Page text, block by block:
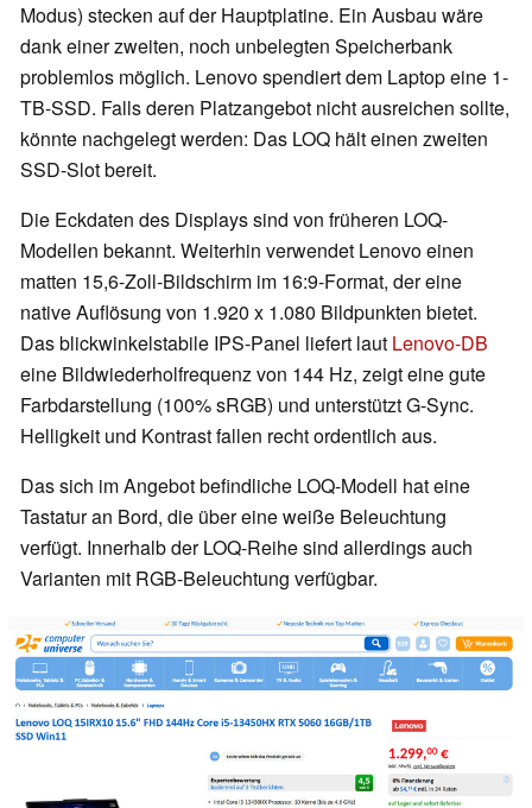
Modus) stecken auf der Hauptplatine. Ein Ausbau wäre
dank einer zweiten, noch unbelegten Speicherbank
problemlos möglich. Lenovo spendiert dem Laptop eine 1-
TB-SSD. Falls deren Platzangebot nicht ausreichen sollte,
könnte nachgelegt werden: Das LOQ hält einen zweiten
SSD-Slot bereit.
Die Eckdaten des Displays sind von früheren LOQ-
Modellen bekannt. Weiterhin verwendet Lenovo einen
matten 15,6-Zoll-Bildschirm im 16:9-Format, der eine
native Auflösung von 1.920 x 1.080 Bildpunkten bietet.
Das blickwinkelstabile IPS-Panel liefert laut Lenovo-DB
eine Bildwiederholfrequenz von 144 Hz, zeigt eine gute
Farbdarstellung (100% sRGB) und unterstützt G-Sync.
Helligkeit und Kontrast fallen recht ordentlich aus.
Das sich im Angebot befindliche LOQ-Modell hat eine
Tastatur an Bord, die über eine weiße Beleuchtung
verfügt. Innerhalb der LOQ-Reihe sind allerdings auch
Varianten mit RGB-Beleuchtung verfügbar.